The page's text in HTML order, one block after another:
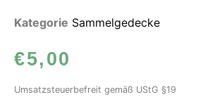
Kategorie Sammelgedecke
€5,00
Umsatzsteuerbefreit gemäß UStG §19